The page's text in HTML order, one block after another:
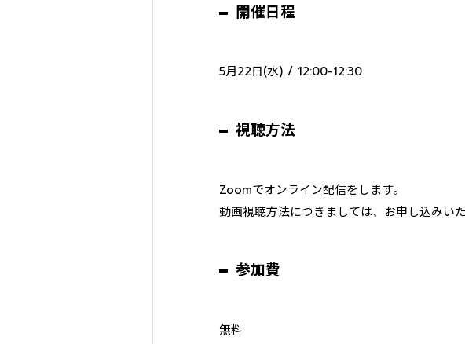
開催日程
5月22日(水) / 12:00-12:30
視聴方法
Zoomでオンライン配信をします。
動画視聴方法につきましては、お申し込みい
参加費
無料